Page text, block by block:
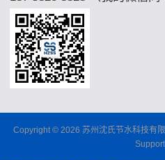
Copyright © 2026 苏州沈氏节水科技有